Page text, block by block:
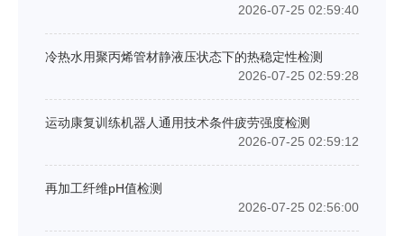
2026-07-25 02:59:40
冷热水用聚丙烯管材静液压状态下的热稳定性检测
2026-07-25 02:59:28
运动康复训练机器人通用技术条件疲劳强度检测
2026-07-25 02:59:12
再加工纤维pH值检测
2026-07-25 02:56:00